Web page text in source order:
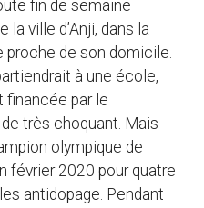
fin de semaine
ville d’Anji, dans la
proche de son domicile.
à une école,
financée par le
très choquant. Mais
olympique de
février 2020 pour quatre
antidopage. Pendant